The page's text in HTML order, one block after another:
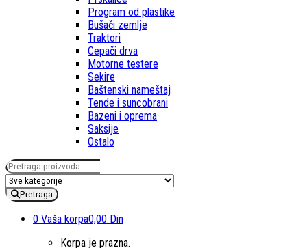
Program od plastike
Bušači zemlje
Traktori
Cepači drva
Motorne testere
Sekire
Baštenski nameštaj
Tende i suncobrani
Bazeni i oprema
Saksije
Ostalo
Pretraga za:
Pretraga
0 Vaša korpa0,00 Din
Korpa je prazna.